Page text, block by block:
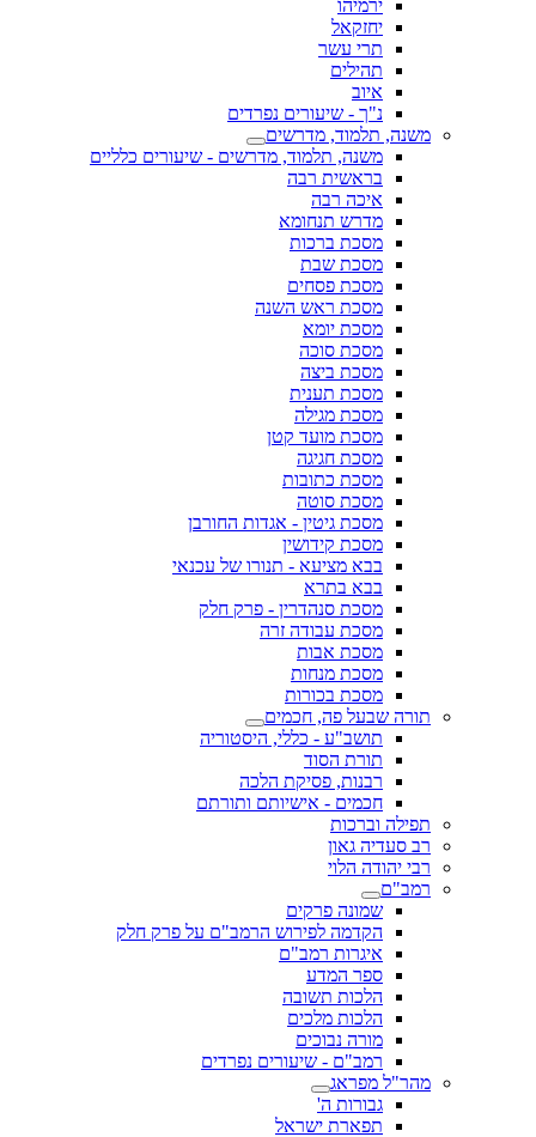
ירמיהו
יחזקאל
תרי עשר
תהילים
איוב
נ"ך - שיעורים נפרדים
משנה, תלמוד, מדרשים
משנה, תלמוד, מדרשים - שיעורים כלליים
בראשית רבה
איכה רבה
מדרש תנחומא
מסכת ברכות
מסכת שבת
מסכת פסחים
מסכת ראש השנה
מסכת יומא
מסכת סוכה
מסכת ביצה
מסכת תענית
מסכת מגילה
מסכת מועד קטן
מסכת חגיגה
מסכת כתובות
מסכת סוטה
מסכת גיטין - אגדות החורבן
מסכת קידושין
בבא מציעא - תנורו של עכנאי
בבא בתרא
מסכת סנהדרין - פרק חלק
מסכת עבודה זרה
מסכת אבות
מסכת מנחות
מסכת בכורות
תורה שבעל פה, חכמים
תושב"ע - כללי, היסטוריה
תורת הסוד
רבנות, פסיקת הלכה
חכמים - אישיותם ותורתם
תפילה וברכות
רב סעדיה גאון
רבי יהודה הלוי
רמב"ם
שמונה פרקים
הקדמה לפירוש הרמב"ם על פרק חלק
איגרות רמב"ם
ספר המדע
הלכות תשובה
הלכות מלכים
מורה נבוכים
רמב"ם - שיעורים נפרדים
מהר"ל מפראג
גבורות ה'
תפארת ישראל